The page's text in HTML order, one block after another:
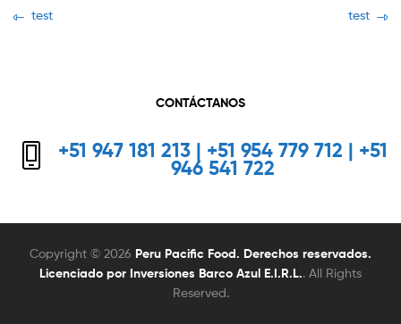
Navegación
Previous
test
Next
test
CONTÁCTANOS
+51 947 181 213 | +51 954 779 712 | +51
946 541 722
Copyright © 2026 Peru Pacific Food. Derechos reservados.
Licenciado por Inversiones Barco Azul E.I.R.L.. All Rights
Reserved.